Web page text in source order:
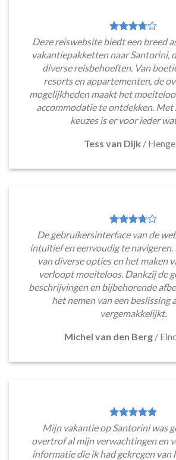
Deze reiswebsite biedt een breed
vakantiepakketten naar Santorini,
diverse reisbehoeften. Van
resorts en appartementen, de
mogelijkheden maakt het
accommodatie te ontdekken. Met
keuzes is er voor ieder
Tess van Dijk /
De gebruikersinterface van de
intuïtief en eenvoudig te
van diverse opties en het maken
verloopt moeiteloos. Dankzij de
beschrijvingen en bijbehorende
het nemen van een beslissing
vergemakkelijkt.
Michel van den Berg /
Mijn vakantie op Santorini was
overtrof al mijn verwachtingen en
informatie die ik had gekregen van